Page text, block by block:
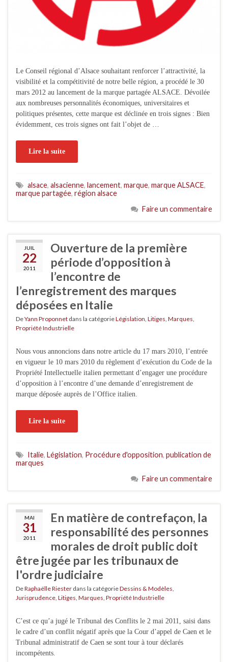
Le Conseil régional d’Alsace souhaitant renforcer l’attractivité, la
visibilité et la compétitivité de notre belle région, a procédé le 30
mars 2012 au lancement de la marque partagée ALSACE. Dévoilée
aux nombreuses personnalités économiques, universitaires et
politiques présentes, cette marque est déclinée en trois signes : Bien
évidemment, ces trois signes ont fait l’objet de …
Lire la suite
alsace, alsacienne, lancement, marque, marque ALSACE,
marque partagée, région alsace
Faire un commentaire
JUIL
22
2011
Ouverture de la première
période d’opposition à
l’encontre de
l’enregistrement des marques
déposées en Italie
DeYann Proponnet dans la catégorieLégislation, Litiges, Marques,
Propriété Industrielle
Nous vous annoncions dans notre article du 17 mars 2010, l’entrée
en vigueur le 10 mars 2010 du règlement d’exécution du Code de la
Propriété Intellectuelle italien permettant d’engager une procédure
d’opposition à l’encontre d’une demande d’enregistrement de
marque déposée auprès de l’Office italien.
Lire la suite
Italie, Législation, Procédure d'opposition, publication de
marques
Faire un commentaire
MAI
31
2011
En matière de contrefaçon, la
responsabilité des personnes
morales de droit public doit
être jugée par les tribunaux de
l'ordre judiciaire
DeRaphaëlle Riester dans la catégorieDessins & Modèles,
Jurisprudence, Litiges, Marques, Propriété Industrielle
C’est ce qu’a jugé le Tribunal des Conflits le 2 mai 2011, saisi dans
le cadre d’un conflit négatif après que la Cour d’appel de Caen et le
Tribunal administratif de Caen se sont tour à tour déclarés
incompétents.